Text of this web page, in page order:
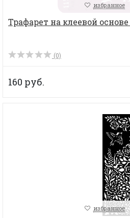
избранное
Трафарет на клеевой
(0)
160 руб.
избранное